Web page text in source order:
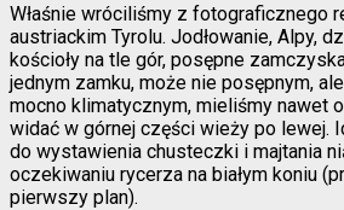
Właśnie wróciliśmy z fotograficznego
austriackim Tyrolu. Jodłowanie, Alpy,
kościoły na tle gór, posępne
jednym zamku, może nie posępnym,
mocno klimatycznym, mieliśmy nawet
widać w górnej części wieży po lewej.
do wystawienia chusteczki i majtania
oczekiwaniu rycerza na białym koniu
pierwszy plan).